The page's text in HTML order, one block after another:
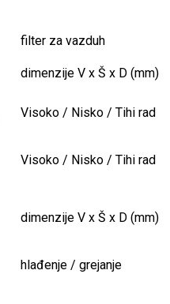
filter za vazduh
dimenzije V x Š x D (mm)
Visoko / Nisko / Tihi rad
Visoko / Nisko / Tihi rad
dimenzije V x Š x D (mm)
hlađenje / grejanje